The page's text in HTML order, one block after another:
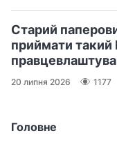
Головне
Старий
приймати такий
20 липня 2026 1177